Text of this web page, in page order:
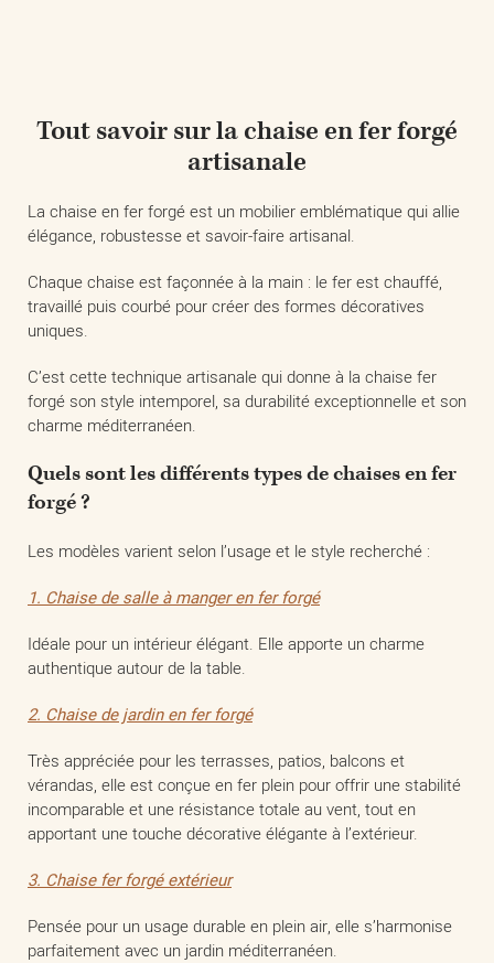
Tout savoir sur la chaise en fer forgé
artisanale
La chaise en fer forgé est un mobilier emblématique qui allie
élégance, robustesse et savoir-faire artisanal.
Chaque chaise est façonnée à la main : le fer est chauffé,
travaillé puis courbé pour créer des formes décoratives
uniques.
C’est cette technique artisanale qui donne à la chaise fer
forgé son style intemporel, sa durabilité exceptionnelle et son
charme méditerranéen.
Quels sont les différents types de chaises en fer
forgé ?
Les modèles varient selon l’usage et le style recherché :
1. Chaise de salle à manger en fer forgé
Idéale pour un intérieur élégant. Elle apporte un charme
authentique autour de la table.
2. Chaise de jardin en fer forgé
Très appréciée pour les terrasses, patios, balcons et
vérandas, elle est conçue en fer plein pour offrir une stabilité
incomparable et une résistance totale au vent, tout en
apportant une touche décorative élégante à l’extérieur.
3. Chaise fer forgé extérieur
Pensée pour un usage durable en plein air, elle s’harmonise
parfaitement avec un jardin méditerranéen.